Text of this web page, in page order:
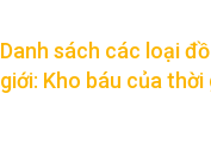
Danh sách các loại
giới: Kho báu của thời